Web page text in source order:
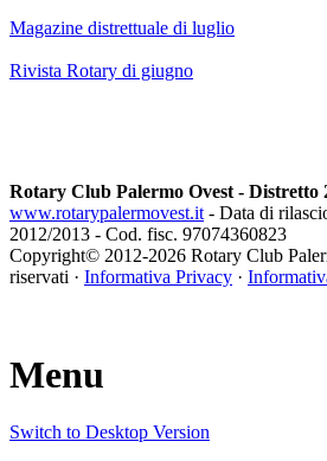
Magazine distrettuale di luglio
Rivista Rotary di giugno
Rotary Club Palermo Ovest - Distretto
www.rotarypalermovest.it - Data di
2012/2013 - Cod. fisc. 97074360823
Copyright© 2012-2026 Rotary Club
riservati · Informativa Privacy ·
Menu
Switch to Desktop Version